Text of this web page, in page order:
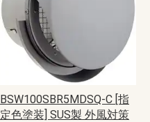
BSW100SBR5MDSQ-C [指
定色塗装] SUS製 外風対策